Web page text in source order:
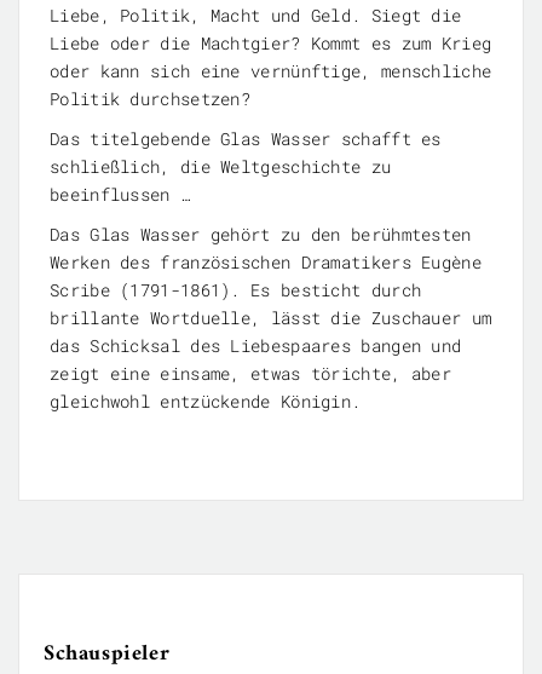
Liebe, Politik, Macht und Geld. Siegt die
Liebe oder die Machtgier? Kommt es zum Krieg
oder kann sich eine vernünftige, menschliche
Politik durchsetzen?
Das titelgebende Glas Wasser schafft es
schließlich, die Weltgeschichte zu
beeinflussen …
Das Glas Wasser gehört zu den berühmtesten
Werken des französischen Dramatikers Eugène
Scribe (1791-1861). Es besticht durch
brillante Wortduelle, lässt die Zuschauer um
das Schicksal des Liebespaares bangen und
zeigt eine einsame, etwas törichte, aber
gleichwohl entzückende Königin.
Schauspieler